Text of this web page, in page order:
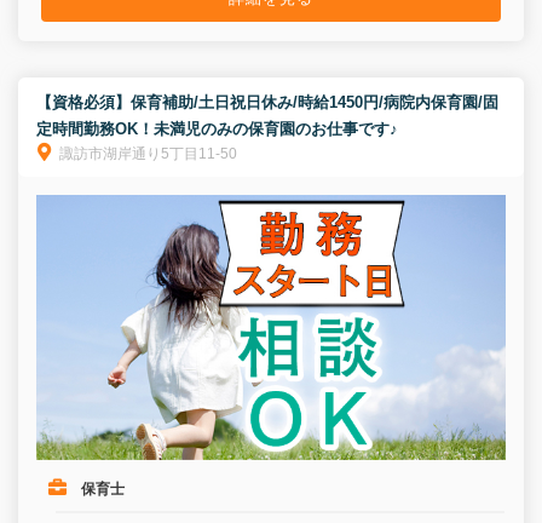
【資格必須】保育補助/土日祝日休み/時給1450円/病院内保育園/固
定時間勤務OK！未満児のみの保育園のお仕事です♪
諏訪市湖岸通り5丁目11-50
保育士